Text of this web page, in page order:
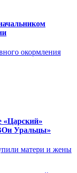
окормления
«Царский»
Уральцы»
матери и жены